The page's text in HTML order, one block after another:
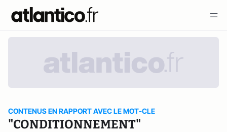
CONTENUS EN RAPPORT AVEC LE MOT-CLE
"CONDITIONNEMENT"